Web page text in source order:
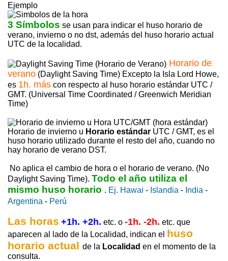
Ejemplo
3 Símbolos se usan para indicar el huso horario de
verano, invierno o no dst, además del huso horario actual
UTC de la localidad.
Horario de
verano (Daylight Saving Time) Excepto la Isla Lord Howe,
es 1h. más con respecto al huso horario estándar UTC /
GMT. (Universal Time Coordinated / Greenwich Meridian
Time)
Horario de invierno u Horario estándar UTC / GMT, es el
huso horario utilizado durante el resto del año, cuando no
hay horario de verano DST.
No aplica el cambio de hora o el horario de verano. (No
Daylight Saving Time). Todo el año utiliza el
mismo huso horario . Ej. Hawai - Islandia - India -
Argentina - Perú
Las horas +1h. +2h. etc. o -1h. -2h. etc. que
aparecen al lado de la Localidad, indican el huso
horario actual de la Localidad en el momento de la
consulta.